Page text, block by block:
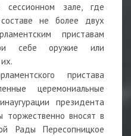
сессионном зале, где
не более двух
приставам
себе оружие или
пристава
церемониальные
президента
торжественно вносят в
Рады Пересопницкое